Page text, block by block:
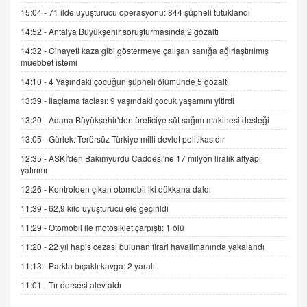
Trump Keşke Adana'yı da Ziyaret Etse...
06.07.2026 13:00
ADEM AKÖL
Esed Destekçilerinin Yüzüne Vurulan Şamar:
Sednaya
11.12.2024 12:30
DR. EKREM ASLAN
Gerçek Ne, Algı Ne? "Beraber Yürüyoruz"
Cümlesinin Peşinden
GÖNÜL MENEKŞE
Şifacının Yolu
04.11.2025 12:56
AV. RÜMEYSA ÖZKALE
Kira Uyuşmazlıklarında Dava Açmadan Önce
Arabulucuya Başvuru Şartı
15:04 -71 ilde uyuşturucu operasyonu: 844 şüpheli tutuklandı
14:52 -Antalya Büyükşehir soruşturmasında 2 gözaltı
14:32 -Cinayeti kaza gibi göstermeye çalışan sanığa ağırlaştırılmış
müebbet istemi
14:10 -4 Yaşındaki çocuğun şüpheli ölümünde 5 gözaltı
13:39 - İlaçlama faciası: 9 yaşındaki çocuk yaşamını yitirdi
13:20 -Adana Büyükşehir'den üreticiye süt sağım makinesi desteği
13:05 -Gürlek: Terörsüz Türkiye milli devlet politikasıdır
12:35 -ASKİ'den Bakımyurdu Caddesi'ne 17 milyon liralık altyapı
yatırımı
12:26 - Kontrolden çıkan otomobil iki dükkana daldı
11:39 -62,9 kilo uyuşturucu ele geçirildi
11:29 -Otomobil ile motosiklet çarpıştı: 1 ölü
11:20 -22 yıl hapis cezası bulunan firari havalimanında yakalandı
11:13 - Parkta bıçaklı kavga: 2 yaralı
11:01 -Tır dorsesi alev aldı